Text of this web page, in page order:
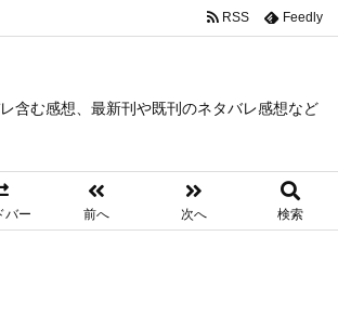
含む感想、最新刊や既刊のネタバレ感想など
バー 前へ 次へ 検索
RSS Feedly